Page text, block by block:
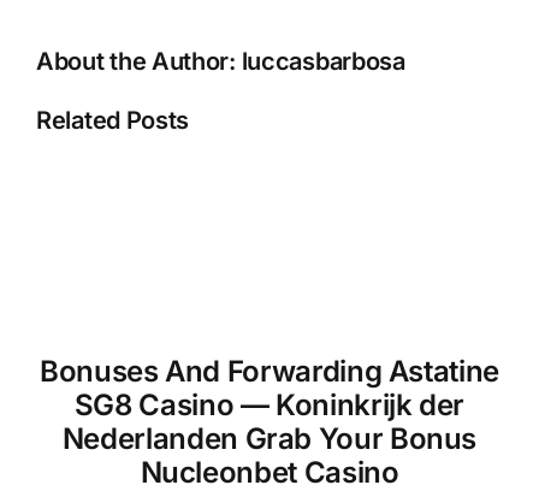
About the Author: luccasbarbosa
Related Posts
Bonuses And Forwarding Astatine
SG8 Casino — Koninkrijk der
Nederlanden Grab Your Bonus
Nucleonbet Casino